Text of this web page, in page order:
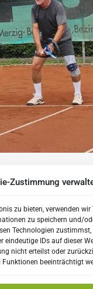
Zustimmung
zu bieten, verwenden wir
zu speichern und/
Technologien
eindeutige IDs auf dieser
nicht erteilst oder
beeinträchtigt
zu
eines jeden
Verein bietet
über die